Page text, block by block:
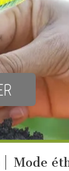
Mode